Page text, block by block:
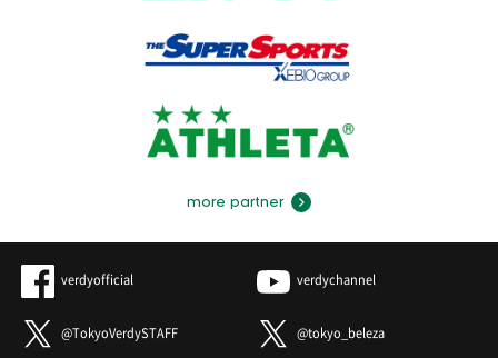
more partner
verdyofficial verdychannel
@TokyoVerdySTAFF @tokyo_beleza